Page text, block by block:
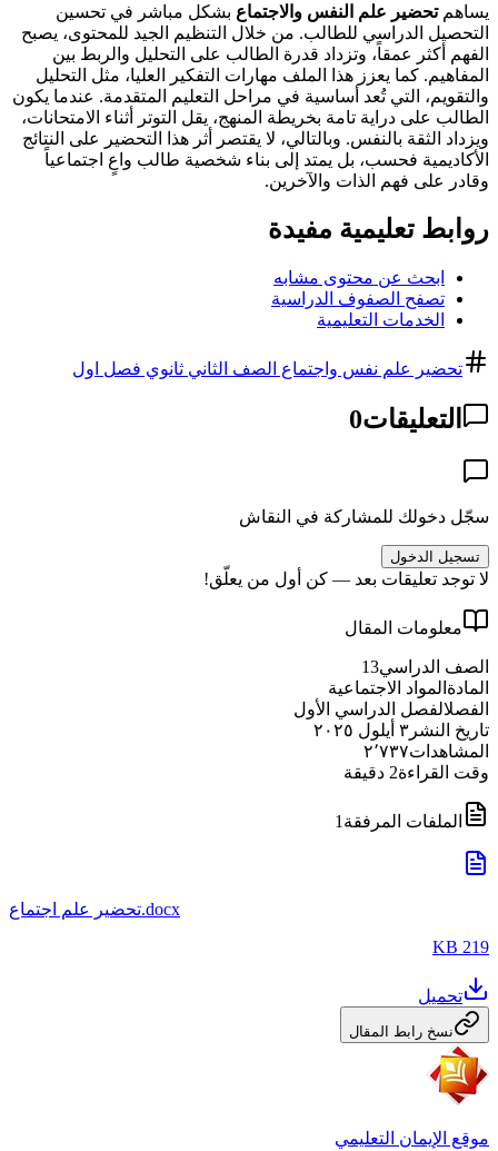
يساهمتحضير علم النفس والاجتماع بشكل مباشر في تحسين
التحصيل الدراسي للطالب. من خلال التنظيم الجيد للمحتوى، يصبح
الفهم أكثر عمقاً، وتزداد قدرة الطالب على التحليل والربط بين
المفاهيم. كما يعزز هذا الملف مهارات التفكير العليا، مثل التحليل
والتقويم، التي تُعد أساسية في مراحل التعليم المتقدمة. عندما يكون
الطالب على دراية تامة بخريطة المنهج، يقل التوتر أثناء الامتحانات،
ويزداد الثقة بالنفس. وبالتالي، لا يقتصر أثر هذا التحضير على النتائج
الأكاديمية فحسب، بل يمتد إلى بناء شخصية طالب واعٍ اجتماعياً
وقادر على فهم الذات والآخرين.
روابط تعليمية مفيدة
ابحث عن محتوى مشابه
تصفح الصفوف الدراسية
الخدمات التعليمية
تحضير علم نفس واجتماع الصف الثاني ثانوي فصل اول
التعليقات0
سجّل دخولك للمشاركة في النقاش
تسجيل الدخول
لا توجد تعليقات بعد — كن أول من يعلّق!
معلومات المقال
الصف الدراسي13
المادة المواد الاجتماعية
الفصلالفصل الدراسي الأول
تاريخ النشر ٣ أيلول ٢٠٢٥
المشاهدات٢٬٧٣٧
وقت القراءة2 دقيقة
الملفات المرفقة 1
تحضير علم اجتماع.docx
219 KB
تحميل
نسخ رابط المقال
موقع الإيمان التعليمي